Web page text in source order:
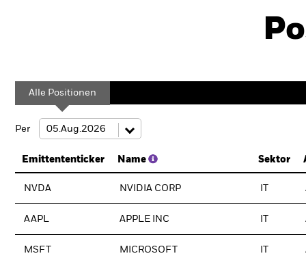
Alle Positionen
Per
Emittententicker Name Sektor
NVDA NVIDIA CORP
AAPL APPLE INC
MSFT MICROSOFT